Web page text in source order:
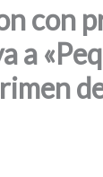
con
a